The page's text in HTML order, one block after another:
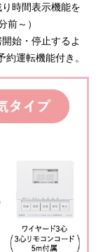
時間表示機能を
前～）
始・停止するよ
約運転機能付き。